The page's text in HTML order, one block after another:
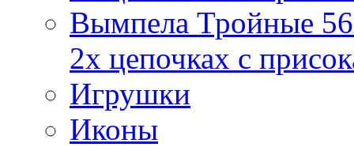
Вымпела Тройные
2х цепочках с
Игрушки
Иконы